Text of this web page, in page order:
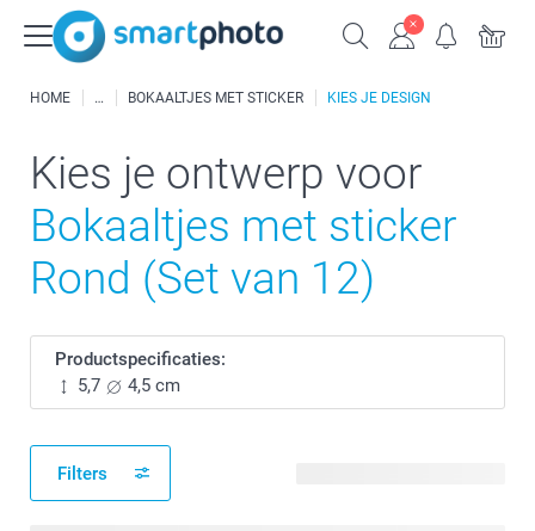
HOME BOKAALTJES MET STICKER KIES JE DESIGN
Kies je ontwerp voor
Bokaaltjes met sticker
Rond (Set van 12)
Productspecificaties:
5,7
4,5 cm
Filters